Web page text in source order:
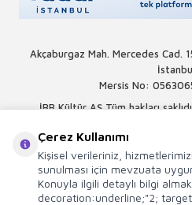
Akçaburgaz Mah. Mercedes Cad.
Mersis No:
İBB Kültür AŞ Tüm hakları
Çerez Kullanımı
Kişisel verileriniz,
sunulması için mevzuata
Konuyla ilgili detaylı bilgi
decoration:underline;"2;